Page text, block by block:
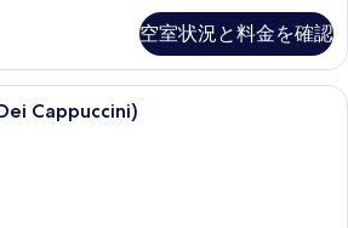
空室状況と料金を確認
スイート シービュー (Dei
Cappuccini)